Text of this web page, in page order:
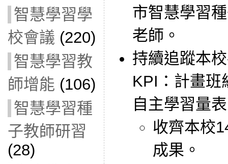
智慧學習學
校會議 (220)
智慧學習教
師增能 (106)
智慧學習種
子教師研習
(28)
市智慧學習
老師。
持續追蹤本
KPI：計畫班
自主學習量
收齊本校
成果。